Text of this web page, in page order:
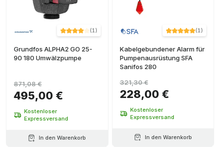
(1)
Grundfos ALPHA2 GO 25-
90 180 Umwälzpumpe
495,00 €
871,08 €
Kostenloser
Expressversand
In den Warenkorb
(1)
Kabelgebundener Alarm für
Pumpenausrüstung SFA
Sanifos 280
228,00 €
321,30 €
Kostenloser
Expressversand
In den Warenkorb